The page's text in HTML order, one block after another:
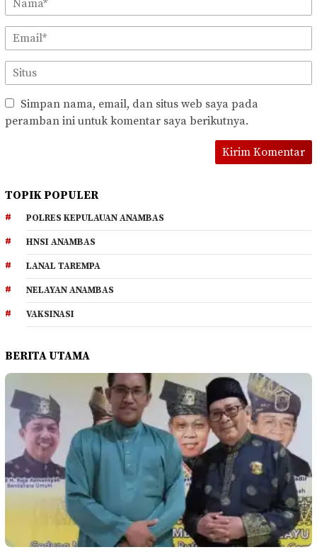
Simpan nama, email, dan situs web saya pada
peramban ini untuk komentar saya berikutnya.
TOPIK POPULER
POLRES KEPULAUAN ANAMBAS
HNSI ANAMBAS
LANAL TAREMPA
NELAYAN ANAMBAS
VAKSINASI
BERITA UTAMA